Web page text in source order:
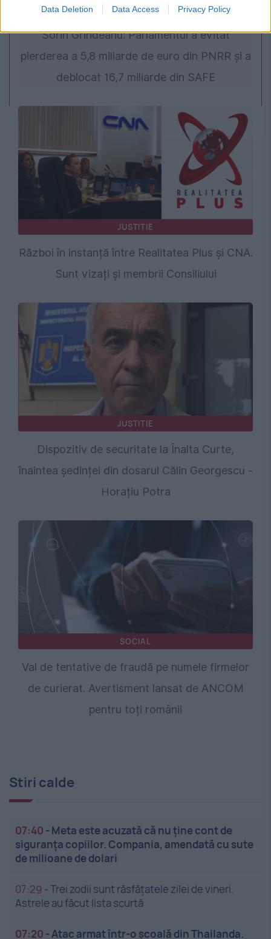
Data Deletion Data Access Privacy Policy
POLITICA
Sorin Grindeanu: Parlamentul a evitat
pierderea a 5,8 miliarde de euro din PNRR și a
deblocat 16,7 miliarde din SAFE
JUSTITIE
Război în instanță între Realitatea Plus și CNA.
Sunt vizați și membrii Consiliului
JUSTITIE
Dispozitiv de securitate la Înalta Curte,
înaintea ședinței din dosarul Călin Georgescu -
Horațiu Potra
SOCIAL
Val de tentative de fraudă pe numele firmelor
de curierat. Avertisment lansat de ANCOM
pentru toți românii
Stiri calde
07:40 - Meta este acuzată că nu ține cont de
siguranța copiilor. Compania, amendată cu sute
de milioane de dolari
07:29 -Trei zodii sunt răsfățatele zilei de vineri.
Astrele au făcut lista scurtă
07:20 -Atac armat într-o școală din Thailanda.